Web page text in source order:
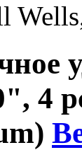
4